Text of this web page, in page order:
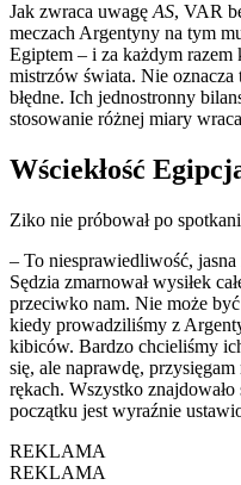
Jak zwraca uwagęAS, VAR
meczach Argentyny na tym
Egiptem – i za każdym razem
mistrzów świata. Nie oznacza
błędne. Ich jednostronny
stosowanie różnej miary
Wściekłość
Ziko nie próbował po
– To niesprawiedliwość,
Sędzia zmarnował wysiłek
przeciwko nam. Nie może
kiedy prowadziliśmy z
kibiców. Bardzo chcieliśmy
się, ale naprawdę,
rękach. Wszystko
początku jest wyraźnie
REKLAMA
REKLAMA